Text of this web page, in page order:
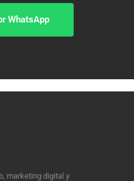
WhatsApp
marketing digital y